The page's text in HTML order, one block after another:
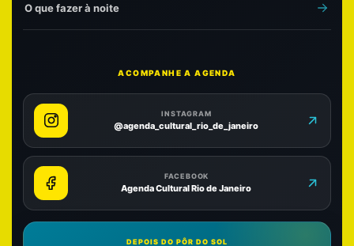
O que fazer à noite
ACOMPANHE A AGENDA
INSTAGRAM
@agenda_cultural_rio_de_janeiro
FACEBOOK
Agenda Cultural Rio de Janeiro
DEPOIS DO PÔR DO SOL